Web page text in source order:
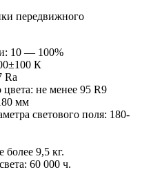
передвижного
10 — 100%
К
Ra
не менее 95 R9
мм
светового поля: 180-
более 9,5 кг.
60 000 ч.